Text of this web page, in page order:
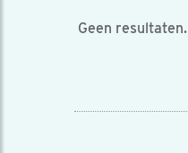
Geen resultaten.